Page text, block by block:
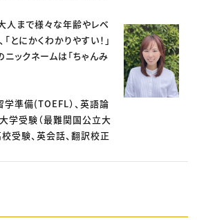
人まで様々な年齢やレベ
とにかくわかりやすい！」
ックネームは「ちゃんみ
学準備(TOEFL）、英語論
大学受験（最難関国公立大
受験、英会話、翻訳校正